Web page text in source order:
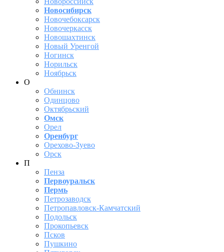
Новосибирск
Новочебоксарск
Новочеркасск
Новошахтинск
Новый Уренгой
Ногинск
Норильск
Ноябрьск
О
Обнинск
Одинцово
Октябрьский
Омск
Орел
Оренбург
Орехово-Зуево
Орск
П
Пенза
Первоуральск
Пермь
Петрозаводск
Петропавловск-Камчатский
Подольск
Прокопьевск
Псков
Пушкино